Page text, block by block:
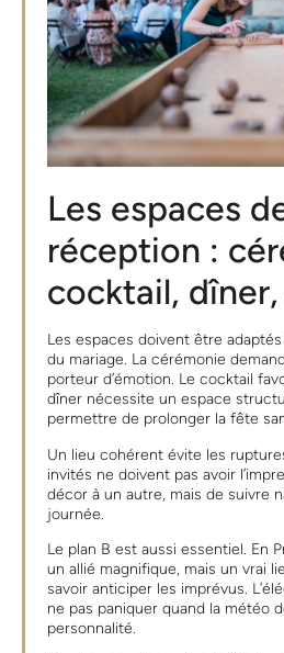
Les espaces
réception :
cocktail,
Les espaces doivent être
du mariage. La cérémonie
porteur d’émotion. Le cocktail
dîner nécessite un espace
permettre de prolonger la fête
Un lieu cohérent évite les
invités ne doivent pas avoir
décor à un autre, mais de suivre
journée.
Le plan B est aussi essentiel. En
un allié magnifique, mais un vrai
savoir anticiper les imprévus.
ne pas paniquer quand la météo
personnalité.